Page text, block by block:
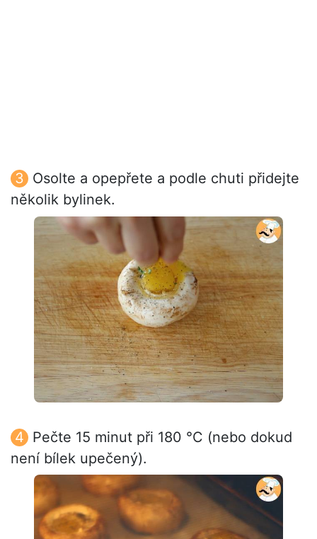
Osolte a opepřete a podle chuti přidejte
několik bylinek.
Pečte 15 minut při 180 °C (nebo dokud
není bílek upečený).